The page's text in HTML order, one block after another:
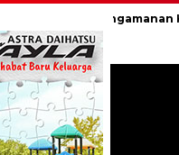
Pengamanan